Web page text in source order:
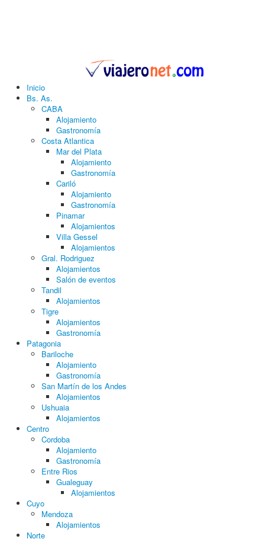
Inicio
Bs. As.
CABA
Alojamiento
Gastronomía
Costa Atlantica
Mar del Plata
Alojamiento
Gastronomía
Cariló
Alojamiento
Gastronomía
Pinamar
Alojamientos
Villa Gessel
Alojamientos
Gral. Rodriguez
Alojamientos
Salón de eventos
Tandil
Alojamientos
Tigre
Alojamientos
Gastronomía
Patagonia
Bariloche
Alojamiento
Gastronomía
San Martín de los Andes
Alojamientos
Ushuaia
Alojamientos
Centro
Cordoba
Alojamiento
Gastronomía
Entre Rios
Gualeguay
Alojamientos
Cuyo
Mendoza
Alojamientos
Norte